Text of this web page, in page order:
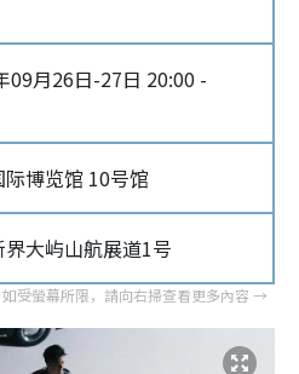
09月26日-27日 20:00 -
博览馆 10号馆
界大屿山航展道1号